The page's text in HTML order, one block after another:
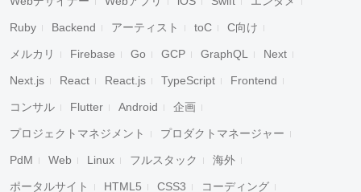
Ruby Backend アーティスト toC C向け
メルカリ Firebase Go GCP GraphQL Next
Next.js React React.js TypeScript Frontend
コンサル Flutter Android 企画
プロジェクトマネジメント プロダクトマネージャー
PdM Web Linux フルスタック 海外
ポータルサイト HTML5 CSS3 コーディング